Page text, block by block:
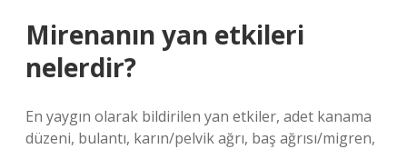
Mirenanın yan etkileri
nelerdir?
En yaygın olarak bildirilen yan etkiler, adet kanama
düzeni, bulantı, karın/pelvik ağrı, baş ağrısı/migren,